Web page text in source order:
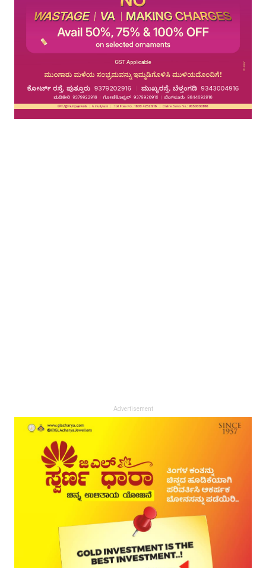
Advertisement